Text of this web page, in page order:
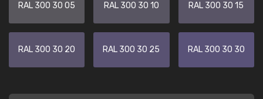
RAL 300 30 05 RAL 300 30 10 RAL 300 30 15
RAL 300 30 20 RAL 300 30 25 RAL 300 30 30